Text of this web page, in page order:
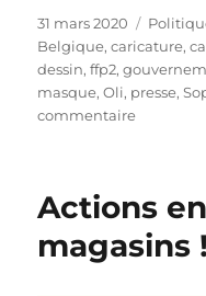
Publié
le
31 mars 2020
Belgique,caricature,
dessin,ffp2,
masque,Oli, presse,
commentairesur
!
Actions
magasins !